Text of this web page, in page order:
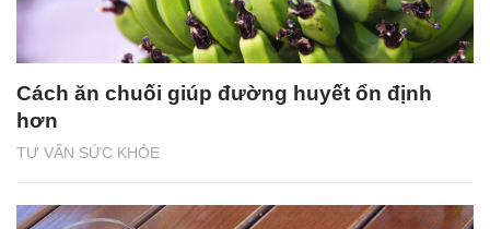
TƯ VẤN SỨC KHỎE
Cách ăn chuối giúp đường huyết ổn định
hơn